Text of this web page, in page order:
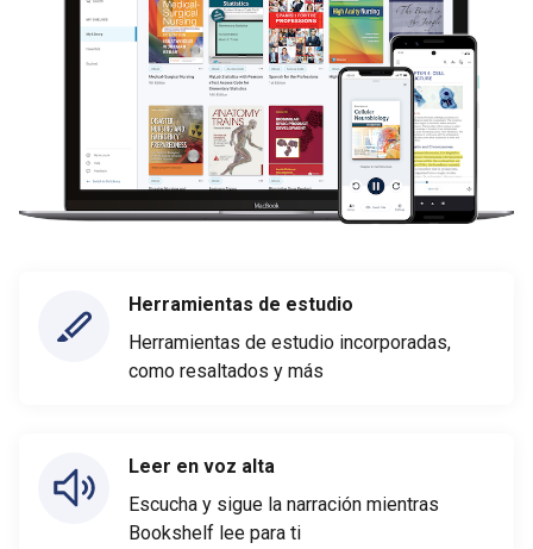
Herramientas de estudio
Herramientas de estudio incorporadas,
como resaltados y más
Leer en voz alta
Escucha y sigue la narración mientras
Bookshelf lee para ti